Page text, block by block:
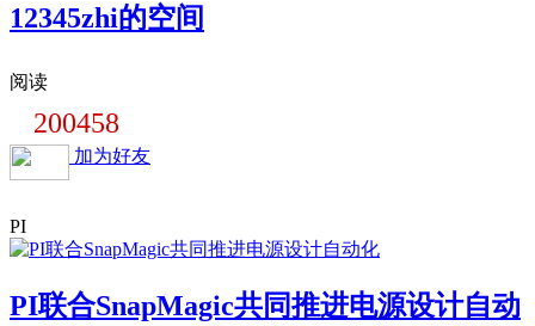
12345zhi的空间
阅读
200458
加为好友
PI
PI联合SnapMagic共同推进电源设计自动